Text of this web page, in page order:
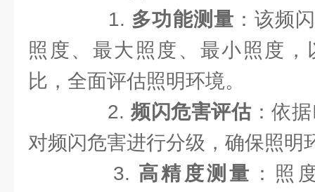
1. 多功能测量 ：该频
照度、最大照度、最小照度
比，全面评估照明环境。
2. 频闪危害评估：依
对频闪危害进行分级，确保照
3. 高精度测量 ：照